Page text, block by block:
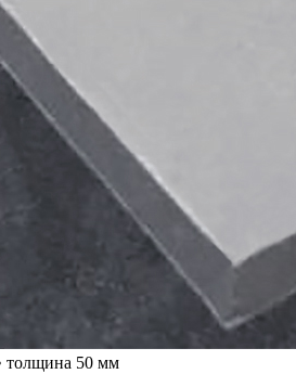
толщина 50 мм